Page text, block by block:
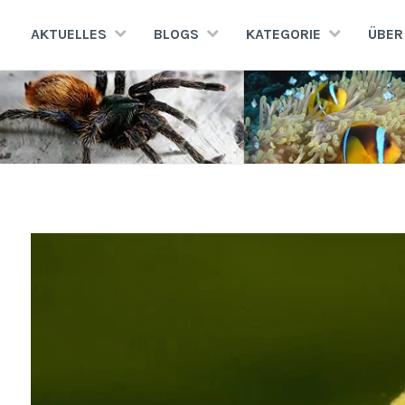
InhaltAKTUELLES BLOGS KATEGORIE
AQUATERRA70
Aquaristik · Terraristik · Natur- und Artenschutz